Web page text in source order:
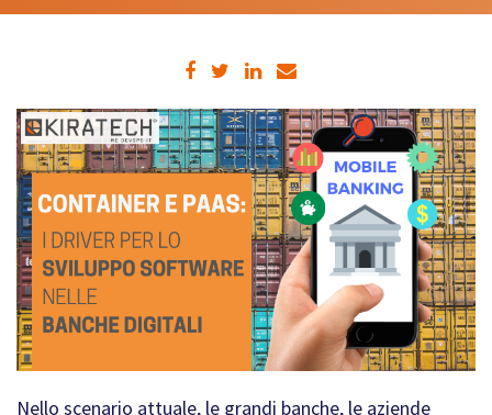
Nello scenario attuale, le grandi banche, le aziende